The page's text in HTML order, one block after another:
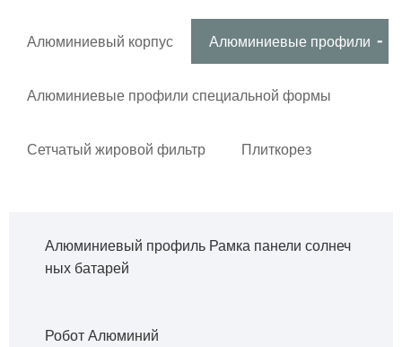
Алюминиевый корпус Алюминиевые профили
Алюминиевые профили специальной формы
Сетчатый жировой фильтр Плиткорез
Алюминиевый профиль Рамка панели солнеч
ных батарей
Робот Алюминий